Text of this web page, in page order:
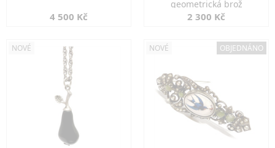
4 500 Kč
geometrická brož
2 300 Kč
NOVÉ NOVÉ OBJEDNÁNO